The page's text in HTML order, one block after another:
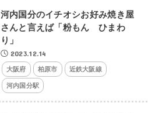
河内国分のイチオシお好み焼き屋
さんと言えば「粉もん ひまわ
り」
2023.12.14
大阪府 柏原市 近鉄大阪線
河内国分駅